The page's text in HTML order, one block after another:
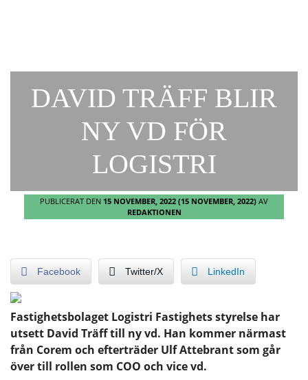
DAVID TRÄFF BLIR
NY VD FÖR
LOGISTRI
PUBLICERAT DEN 15 NOVEMBER, 2022 (15 NOVEMBER, 2022) AV
REDAKTIONEN
Facebook Twitter/X LinkedIn
Fastighetsbolaget Logistri Fastighets styrelse har
utsett David Träff till ny vd. Han kommer närmast
från Corem och efterträder Ulf Attebrant som går
över till rollen som COO och vice vd.